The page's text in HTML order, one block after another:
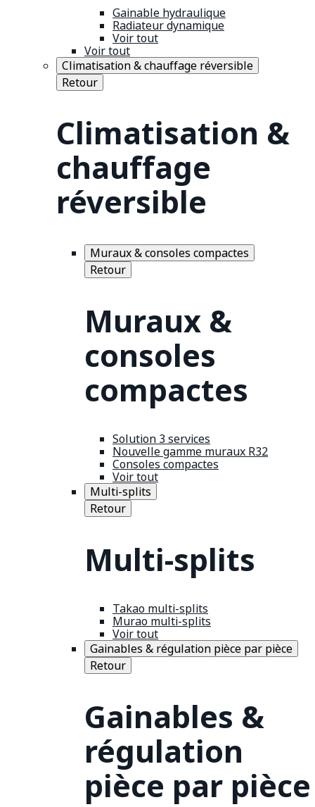
Gainable hydraulique
Radiateur dynamique
Voir tout
Voir tout
Climatisation & chauffage réversible
Retour
Climatisation &
chauffage
réversible
Muraux & consoles compactes
Retour
Muraux &
consoles
compactes
Solution 3 services
Nouvelle gamme muraux R32
Consoles compactes
Voir tout
Multi-splits
Retour
Multi-splits
Takao multi-splits
Murao multi-splits
Voir tout
Gainables & régulation pièce par pièce
Retour
Gainables &
régulation
pièce par pièce